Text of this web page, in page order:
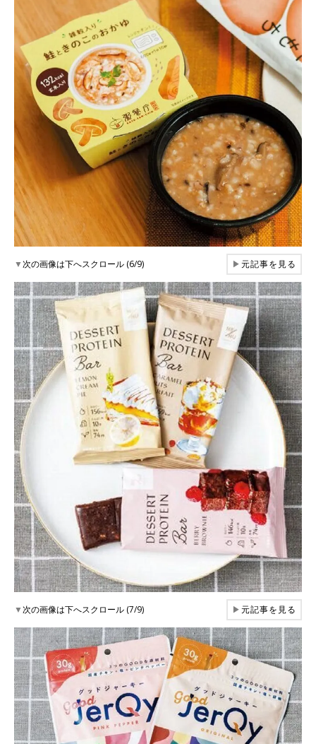
▼次の画像は下へスクロール (6/9) ▶元記事を見る
▼次の画像は下へスクロール (7/9) ▶元記事を見る